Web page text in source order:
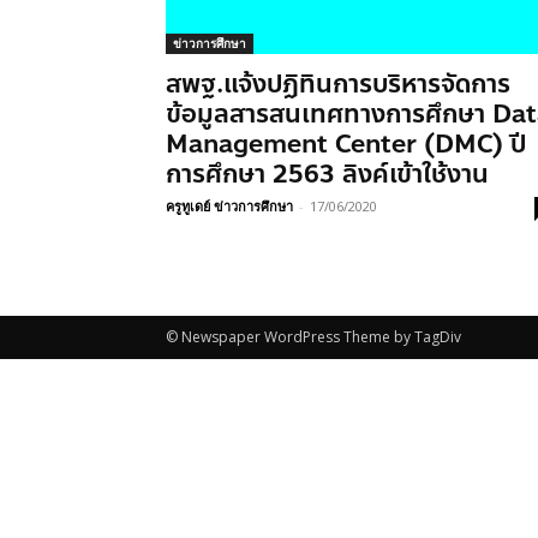
ข่าวการศึกษา
สพฐ.แจ้งปฏิทินการบริหารจัดการ
ข้อมูลสารสนเทศทางการศึกษา
Management Center (DMC) ปี
การศึกษา 2563 ลิงค์เข้าใช้งาน
ครูทูเดย์ ข่าวการศึกษา - 17/06/2020
© Newspaper WordPress Theme by TagDiv